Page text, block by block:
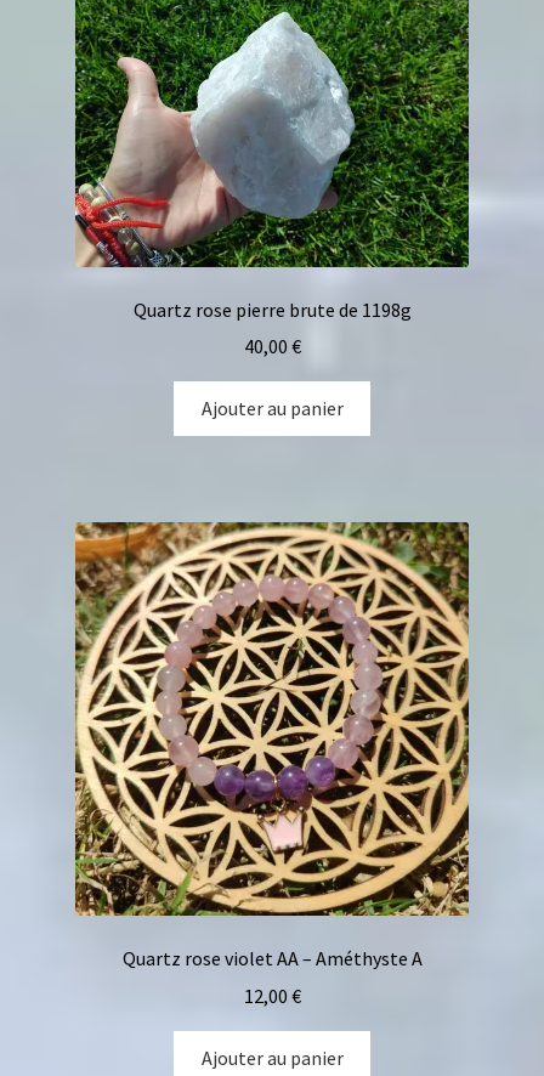
Quartz rose pierre brute de 1198g
40,00 €
Ajouter au panier
Quartz rose violet AA – Améthyste A
12,00 €
Ajouter au panier